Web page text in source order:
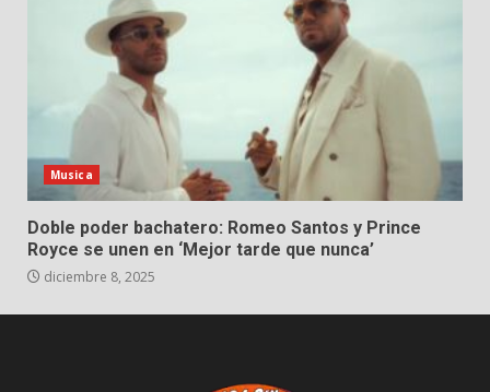
Musica
Doble poder bachatero: Romeo Santos y Prince
Royce se unen en ‘Mejor tarde que nunca’
diciembre 8, 2025